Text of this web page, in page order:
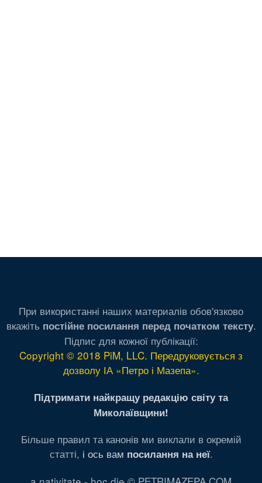
При використанні наших материалів обов'язково
вкажіть постійне посилання перед початком тексту.
Підпис для кожної публікації:
Copyright © 2018 PiM, LLC. Передруковується з
дозволу ІА «Петро і Мазепа».
Підтримати найкращу редакцію світу та
Миколаївщини!
Більше правил та канонів ми виклали в окремій
статті, і ось вам посилання на неї.